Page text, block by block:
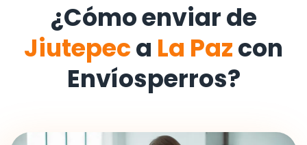
¿Cómo enviar de
Jiutepeca La Pazcon
Envíosperros?